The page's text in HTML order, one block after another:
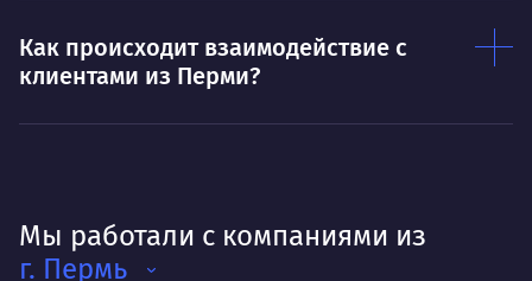
Как происходит взаимодействие с
клиентами из Перми?
Мы работали с компаниями из
г. Пермь